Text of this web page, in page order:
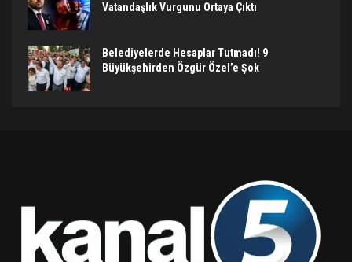
Vatandaşlık Vurgunu Ortaya Çıktı
Belediyelerde Hesaplar Tutmadı! 9
Büyükşehirden Özgür Özel’e Şok